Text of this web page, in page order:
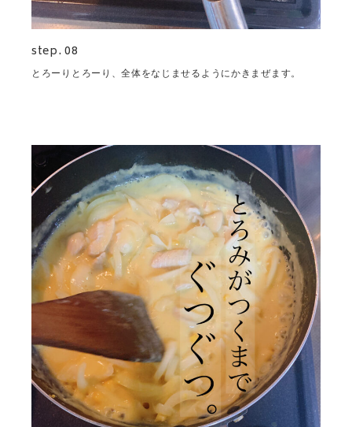
step. 08
とろーりとろーり、全体をなじませるようにかきまぜます。